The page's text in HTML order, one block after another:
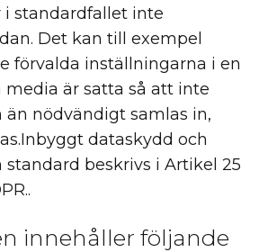
standardfallet inte
Det kan till exempel
förvalda inställningarna i en
media är satta så att inte
nödvändigt samlas in,
dataskydd och
standard beskrivs i Artikel 25
innehåller följande